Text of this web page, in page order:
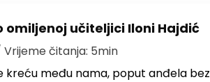
omiljenoj učiteljici Iloni Hajdić
Vrijeme čitanja: 5min
kreću među nama, poput anđela